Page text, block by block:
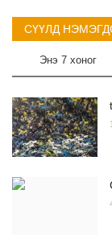
СҮҮЛД
Энэ 7 хоног